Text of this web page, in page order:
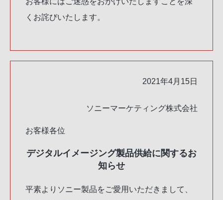
くお詫びいたします。
2021年4月15日
ソニーマーケティング株式会社
お客様各位
デジタルイメージング製品供給に関するお
知らせ
平素よりソニー製品をご愛用いただきまして、